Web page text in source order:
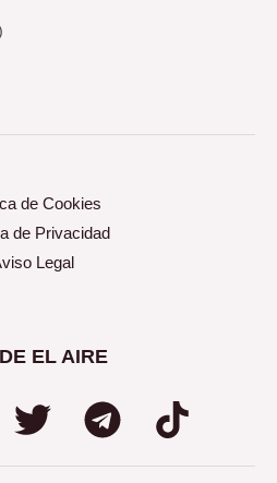
de Cookies
de Privacidad
Legal
EL AIRE